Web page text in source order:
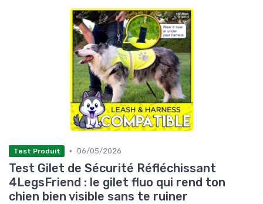
Test Produit • 06/05/2026
Test Gilet de Sécurité Réfléchissant
4LegsFriend : le gilet fluo qui rend ton
chien bien visible sans te ruiner